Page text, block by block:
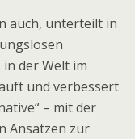
auch, unterteilt in
der Welt im
und verbessert
– mit der
Ansätzen zur